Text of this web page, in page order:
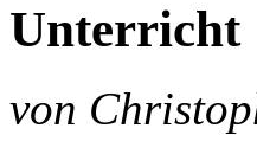
Unterricht
von